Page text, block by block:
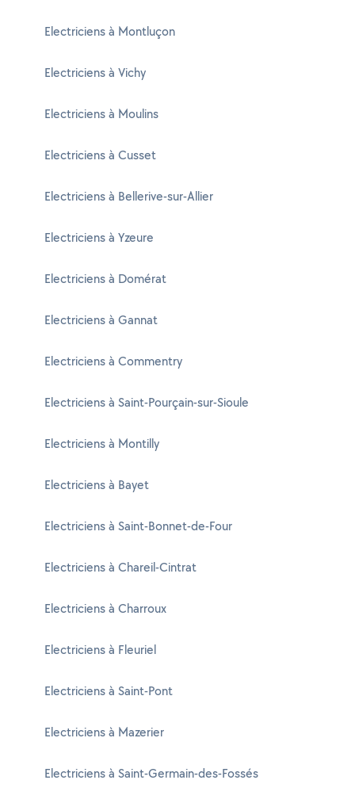
Electriciens à Montluçon
Electriciens à Vichy
Electriciens à Moulins
Electriciens à Cusset
Electriciens à Bellerive-sur-Allier
Electriciens à Yzeure
Electriciens à Domérat
Electriciens à Gannat
Electriciens à Commentry
Electriciens à Saint-Pourçain-sur-Sioule
Electriciens à Montilly
Electriciens à Bayet
Electriciens à Saint-Bonnet-de-Four
Electriciens à Chareil-Cintrat
Electriciens à Charroux
Electriciens à Fleuriel
Electriciens à Saint-Pont
Electriciens à Mazerier
Electriciens à Saint-Germain-des-Fossés